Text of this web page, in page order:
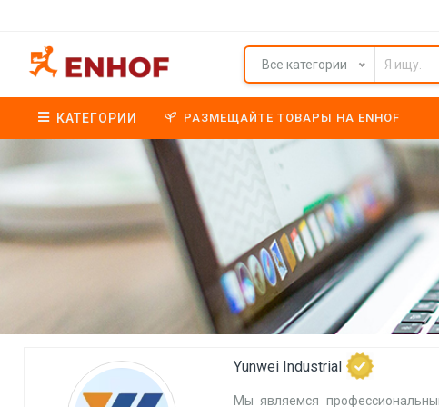
Все категории
КАТЕГОРИИ РАЗМЕЩАЙТЕ ТОВАРЫ НА ENHOF
Yunwei Industrial
Мы являемся